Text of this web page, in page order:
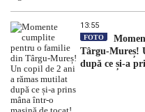
13:55
FOTO
Târgu-Mureș!
după ce și-a